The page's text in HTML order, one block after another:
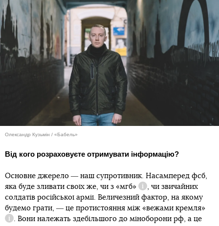
Олександр Кузьмін / «Бабель»
Від кого розраховуєте отримувати інформацію?
Основне джерело ― наш супротивник. Насамперед фсб,
яка буде зливати своїх же, чи з «мгб»
Довідка
, чи звичайних
солдатів російської армії. Величезний фактор, на якому
будемо грати, ― це протистояння між «вежами кремля»
Довідка
. Вони належать здебільшого до міноборони рф, а це